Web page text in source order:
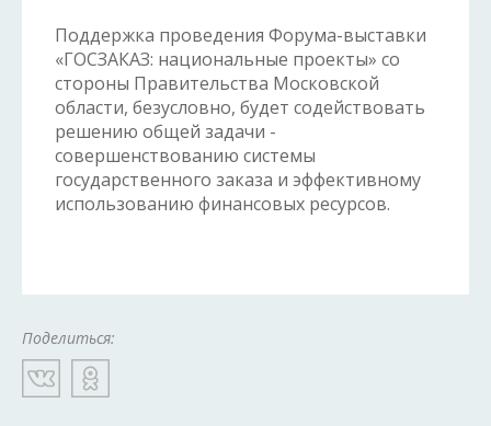
Поддержка проведения Форума-выставки
«ГОСЗАКАЗ: национальные проекты» со
стороны Правительства Московской
области, безусловно, будет содействовать
решению общей задачи -
совершенствованию системы
государственного заказа и эффективному
использованию финансовых ресурсов.
Поделиться: